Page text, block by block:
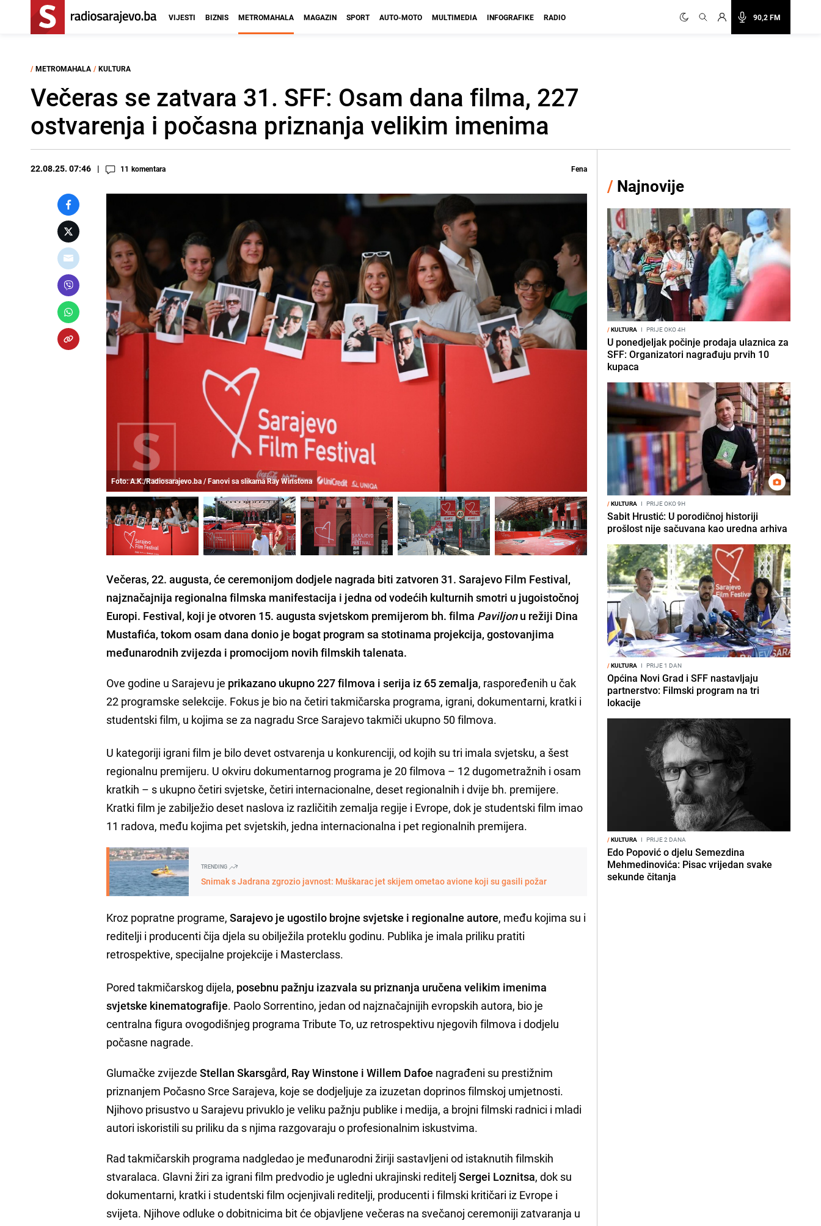
90,2 FM
VIJESTI BIZNIS METROMAHALA MAGAZIN SPORT AUTO-MOTO MULTIMEDIA INFOGRAFIKE RADIO
/ METROMAHALA / KULTURA
Večeras se zatvara 31. SFF: Osam dana filma, 227
ostvarenja i počasna priznanja velikim imenima
22.08.25. 07:46 11 komentara Fena
Foto: A.K./Radiosarajevo.ba / Fanovi sa slikama Ray Winstona
Večeras, 22. augusta, će ceremonijom dodjele nagrada biti zatvoren 31. Sarajevo Film Festival,
najznačajnija regionalna filmska manifestacija i jedna od vodećih kulturnih smotri u jugoistočnoj
Europi. Festival, koji je otvoren 15. augusta svjetskom premijerom bh. filma Paviljonu režiji Dina
Mustafića, tokom osam dana donio je bogat program sa stotinama projekcija, gostovanjima
međunarodnih zvijezda i promocijom novih filmskih talenata.
Ove godine u Sarajevu je prikazano ukupno 227 filmova i serija iz 65 zemalja, raspoređenih u čak
22 programske selekcije. Fokus je bio na četiri takmičarska programa, igrani, dokumentarni, kratki i
studentski film, u kojima se za nagradu Srce Sarajevo takmiči ukupno 50 filmova.
U kategoriji igrani film je bilo devet ostvarenja u konkurenciji, od kojih su tri imala svjetsku, a šest
regionalnu premijeru. U okviru dokumentarnog programa je 20 filmova – 12 dugometražnih i osam
kratkih – s ukupno četiri svjetske, četiri internacionalne, deset regionalnih i dvije bh. premijere.
Kratki film je zabilježio deset naslova iz različitih zemalja regije i Evrope, dok je studentski film imao
11 radova, među kojima pet svjetskih, jedna internacionalna i pet regionalnih premijera.
TRENDING
Snimak s Jadrana zgrozio javnost: Muškarac jet skijem ometao avione koji su gasili požar
Kroz popratne programe,Sarajevo je ugostilo brojne svjetske i regionalne autore, među kojima su i
reditelji i producenti čija djela su obilježila proteklu godinu. Publika je imala priliku pratiti
retrospektive, specijalne projekcije i Masterclass.
Pored takmičarskog dijela, posebnu pažnju izazvala su priznanja uručena velikim imenima
svjetske kinematografije. Paolo Sorrentino, jedan od najznačajnijih evropskih autora, bio je
centralna figura ovogodišnjeg programa Tribute To, uz retrospektivu njegovih filmova i dodjelu
počasne nagrade.
Glumačke zvijezdeStellan Skarsgård, Ray Winstone i Willem Dafoe nagrađeni su prestižnim
priznanjem Počasno Srce Sarajeva, koje se dodjeljuje za izuzetan doprinos filmskoj umjetnosti.
Njihovo prisustvo u Sarajevu privuklo je veliku pažnju publike i medija, a brojni filmski radnici i mladi
autori iskoristili su priliku da s njima razgovaraju o profesionalnim iskustvima.
Rad takmičarskih programa nadgledao je međunarodni žiriji sastavljeni od istaknutih filmskih
stvaralaca. Glavni žiri za igrani film predvodio je ugledni ukrajinski rediteljSergei Loznitsa, dok su
dokumentarni, kratki i studentski film ocjenjivali reditelji, producenti i filmski kritičari iz Evrope i
svijeta. Njihove odluke o dobitnicima bit će objavljene večeras na svečanoj ceremoniji zatvaranja u
/ Najnovije
/KULTURA I PRIJE OKO 4H
U ponedjeljak počinje prodaja ulaznica za
SFF: Organizatori nagrađuju prvih 10
kupaca
/KULTURA I PRIJE OKO 9H
Sabit Hrustić: U porodičnoj historiji
prošlost nije sačuvana kao uredna arhiva
/KULTURA I PRIJE 1 DAN
Općina Novi Grad i SFF nastavljaju
partnerstvo: Filmski program na tri
lokacije
/KULTURA I PRIJE 2 DANA
Edo Popović o djelu Semezdina
Mehmedinovića: Pisac vrijedan svake
sekunde čitanja